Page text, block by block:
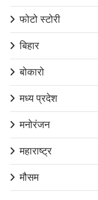
फोटो स्टोरी
बिहार
बोकारो
मध्य प्रदेश
मनोरंजन
महाराष्ट्र
मौसम